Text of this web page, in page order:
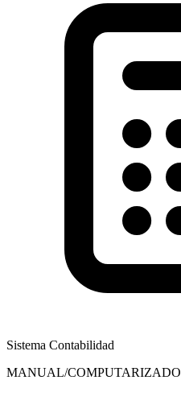
Sistema Contabilidad
MANUAL/COMPUTARIZADO